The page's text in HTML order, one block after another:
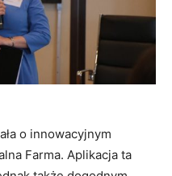
o innowacyjnym
Farma. Aplikacja ta